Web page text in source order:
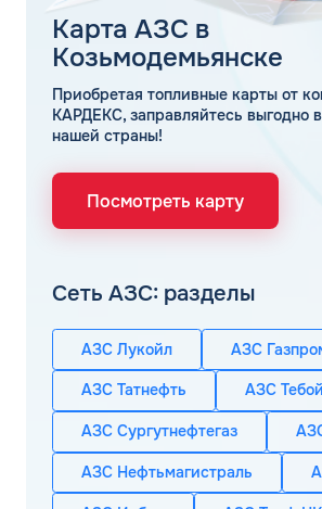
Карта АЗС в
Козьмодемьянске
Приобретая топливные карты от
КАРДЕКС, заправляйтесь выгодно
нашей страны!
Посмотреть карту
Сеть АЗС: разделы
АЗС Лукойл АЗС
АЗС Татнефть АЗС
АЗС Сургутнефтегаз
АЗС Нефтьмагистраль